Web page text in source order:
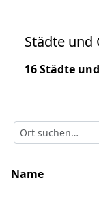
Städte und
16 Städte
Name